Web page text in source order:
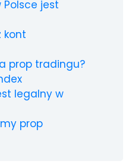
jest
kont
prop tradingu?
legalny w
prop